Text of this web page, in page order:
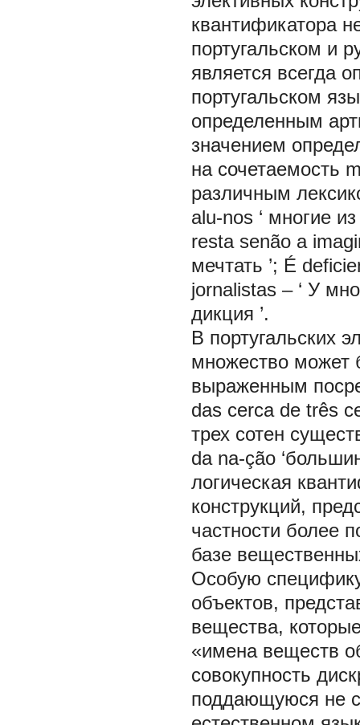
квантификатора
португальском и
является всегда
португальском
определенным
значением
на сочетаемость
различным
alu-nos ‘ многие
resta senão a
мечтать ’; É
jornalistas – ‘ У
дикция ’.
В португальских
множество может
выраженным
das cerca de três
трех сотен
da na-ção
логическая
конструкций,
частности более
базе
Особую
объектов,
вещества,
«имена веществ
совокупность
поддающуюся не